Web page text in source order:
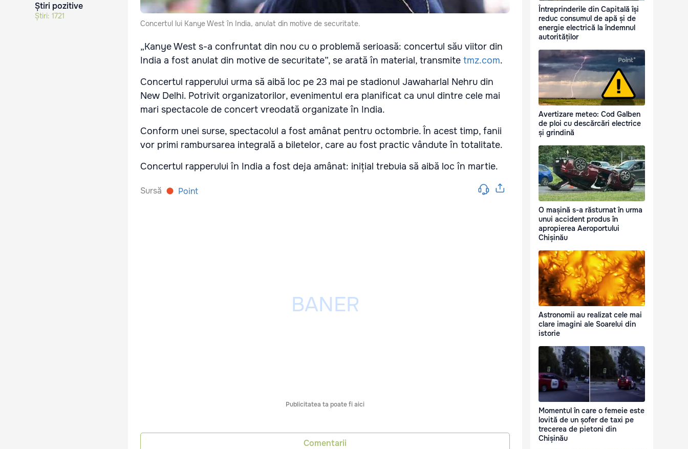
Știri pozitive
Știri: 1721
Concertul lui Kanye West în India, anulat din motive de securitate.
„Kanye West s-a confruntat din nou cu o problemă serioasă: concertul său viitor din
India a fost anulat din motive de securitate”, se arată în material, transmite tmz.com.
Concertul rapperului urma să aibă loc pe 23 mai pe stadionul Jawaharlal Nehru din
New Delhi. Potrivit organizatorilor, evenimentul era planificat ca unul dintre cele mai
mari spectacole de concert vreodată organizate în India.
Conform unei surse, spectacolul a fost amânat pentru octombrie. În acest timp, fanii
vor primi rambursarea integrală a biletelor, care au fost practic vândute în totalitate.
Concertul rapperului în India a fost deja amânat: inițial trebuia să aibă loc în martie.
Sursă Point
Publicitatea ta poate fi aici
Comentarii
Întreprinderile din Capitală își
reduc consumul de apă și de
energie electrică la îndemnul
autorităților
Avertizare meteo: Cod Galben
de ploi cu descărcări electrice
și grindină
O mașină s-a răsturnat în urma
unui accident produs în
apropierea Aeroportului
Chișinău
Astronomii au realizat cele mai
clare imagini ale Soarelui din
istorie
Momentul în care o femeie este
lovită de un șofer de taxi pe
trecerea de pietoni din
Chișinău